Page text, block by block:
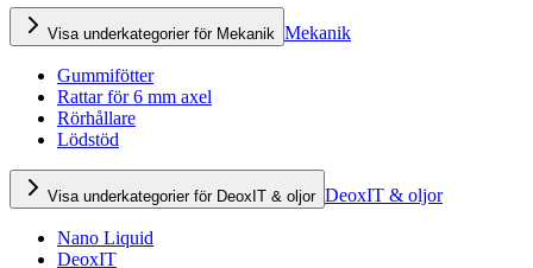
Visa underkategorier för Mekanik Mekanik
Gummifötter
Rattar för 6 mm axel
Rörhållare
Lödstöd
Visa underkategorier för DeoxIT & oljor DeoxIT & oljor
Nano Liquid
DeoxIT